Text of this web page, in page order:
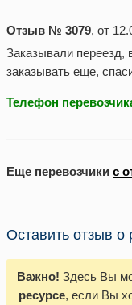
Отзыв № 3079, от
Заказывали
заказывать еще,
Телефон
Еще перевозчики с
Оставить отзыв о
Важно! Здесь Вы
ресурсе, если Вы